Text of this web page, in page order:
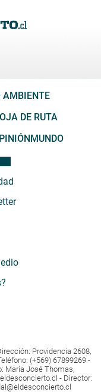
AMBIENTE
DE RUTA
MUNDO
Providencia 2608,
(+569) 67899269 -
María José Thomas,
- Director: